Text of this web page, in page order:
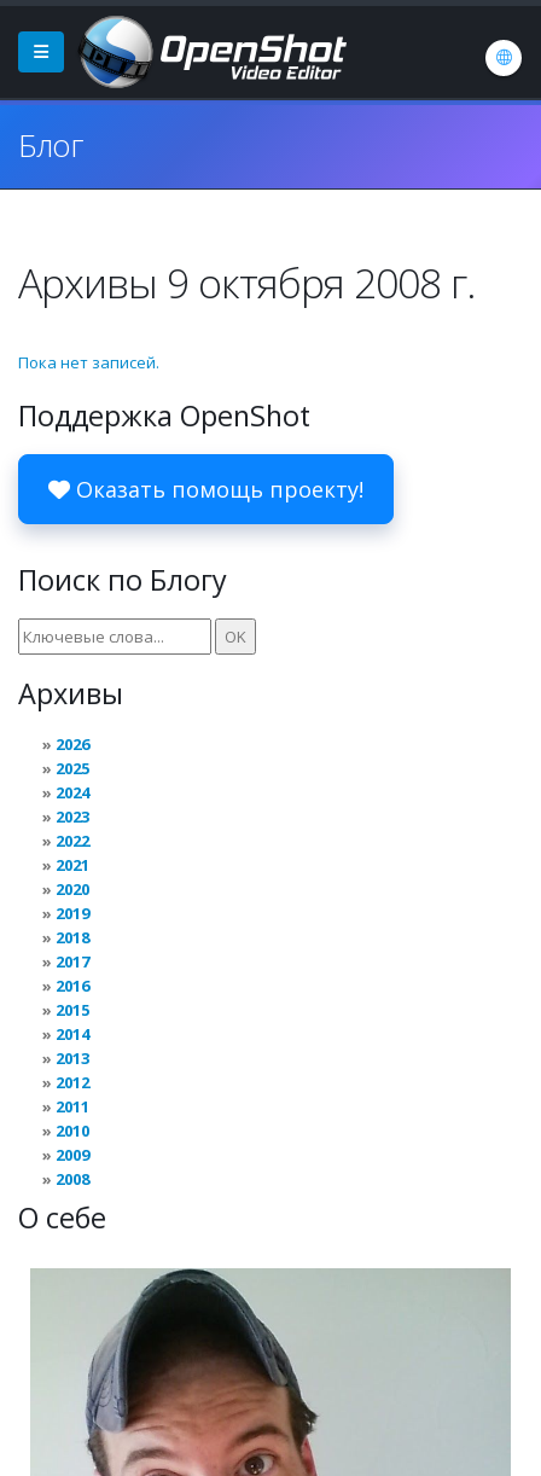
Блог
Архивы 9 октября 2008 г.
Пока нет записей.
Поддержка OpenShot
Оказать помощь проекту!
Поиск по Блогу
Архивы
2026
2025
2024
2023
2022
2021
2020
2019
2018
2017
2016
2015
2014
2013
2012
2011
2010
2009
2008
О себе